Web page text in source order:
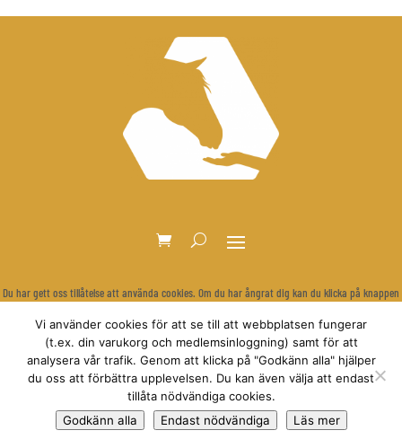
Du har gett oss tillåtelse att använda cookies. Om du har ångrat dig kan du klicka på knappen
Återkalla samtycke
© Relationsbaserad Hästträning
Anne Dirksen
Vi använder cookies för att se till att webbplatsen fungerar
(t.ex. din varukorg och medlemsinloggning) samt för att
analysera vår trafik. Genom att klicka på "Godkänn alla" hjälper
du oss att förbättra upplevelsen. Du kan även välja att endast
tillåta nödvändiga cookies.
Godkänn alla
Endast nödvändiga Läs mer